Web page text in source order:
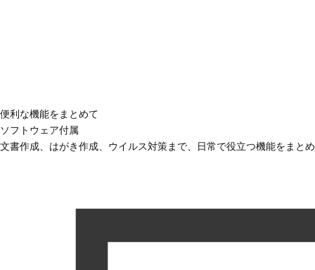
便利な機能をまとめて
ソフトウェア付属
文書作成、はがき作成、ウイルス対策まで、日常で役立つ機能をまと